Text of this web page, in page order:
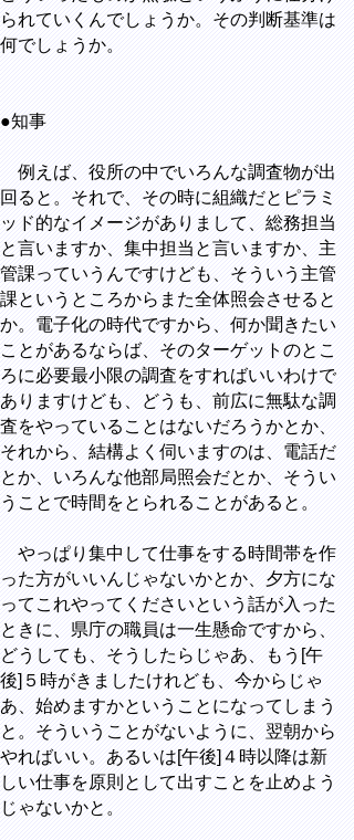
られていくんでしょうか。その判断基準は
何でしょうか。
●知事
例えば、役所の中でいろんな調査物が出
回ると。それで、その時に組織だとピラミ
ッド的なイメージがありまして、総務担当
と言いますか、集中担当と言いますか、主
管課っていうんですけども、そういう主管
課というところからまた全体照会させると
か。電子化の時代ですから、何か聞きたい
ことがあるならば、そのターゲットのとこ
ろに必要最小限の調査をすればいいわけで
ありますけども、どうも、前広に無駄な調
査をやっていることはないだろうかとか、
それから、結構よく伺いますのは、電話だ
とか、いろんな他部局照会だとか、そうい
うことで時間をとられることがあると。
やっぱり集中して仕事をする時間帯を作
った方がいいんじゃないかとか、夕方にな
ってこれやってくださいという話が入った
ときに、県庁の職員は一生懸命ですから、
どうしても、そうしたらじゃあ、もう[午
後]５時がきましたけれども、今からじゃ
あ、始めますかということになってしまう
と。そういうことがないように、翌朝から
やればいい。あるいは[午後]４時以降は新
しい仕事を原則として出すことを止めよう
じゃないかと。